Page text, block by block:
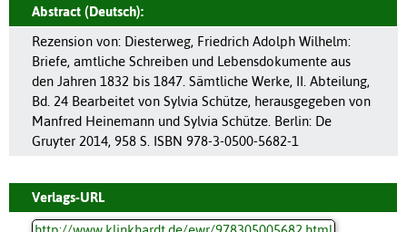
Abstract (Deutsch):
Rezension von: Diesterweg, Friedrich Adolph Wilhelm:
Briefe, amtliche Schreiben und Lebensdokumente aus
den Jahren 1832 bis 1847. Sämtliche Werke, II. Abteilung,
Bd. 24 Bearbeitet von Sylvia Schütze, herausgegeben von
Manfred Heinemann und Sylvia Schütze. Berlin: De
Gruyter 2014, 958 S. ISBN 978-3-0500-5682-1
Verlags-URL